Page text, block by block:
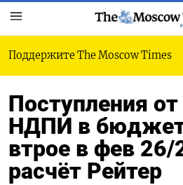
Поддержите The Moscow Times
Поступления
НДПИ в
втрое в фев 26/
расчёт Рейтер